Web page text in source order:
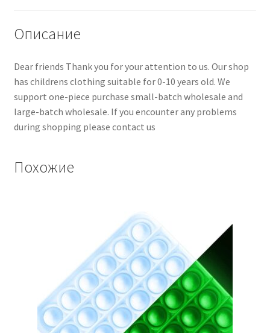
Описание
Dear friends Thank you for your attention to us. Our shop
has childrens clothing suitable for 0-10 years old. We
support one-piece purchase small-batch wholesale and
large-batch wholesale. If you encounter any problems
during shopping please contact us
Похожие